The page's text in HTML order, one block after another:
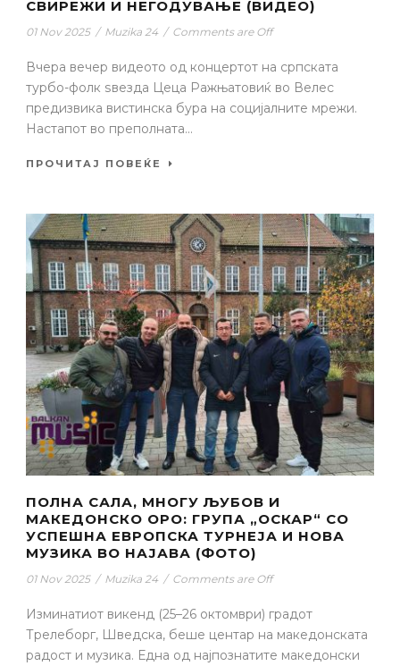
СВИРЕЖИ И НЕГОДУВАЊЕ (ВИДЕО)
01 Nov 2025 / Muzika 24 / Comments are Off
Вчера вечер видеото од концертот на српската
турбо-фолк ѕвезда Цеца Ражњатовиќ во Велес
предизвика вистинска бура на социјалните мрежи.
Настапот во преполната...
ПРОЧИТАЈ ПОВЕЌЕ
ПОЛНА САЛА, МНОГУ ЉУБОВ И
МАКЕДОНСКО ОРО: ГРУПА „ОСКАР“ СО
УСПЕШНА ЕВРОПСКА ТУРНЕЈА И НОВА
МУЗИКА ВО НАЈАВА (ФОТО)
01 Nov 2025 / Muzika 24 / Comments are Off
Изминатиот викенд (25–26 октомври) градот
Трелеборг, Шведска, беше центар на македонската
радост и музика. Една од најпознатите македонски